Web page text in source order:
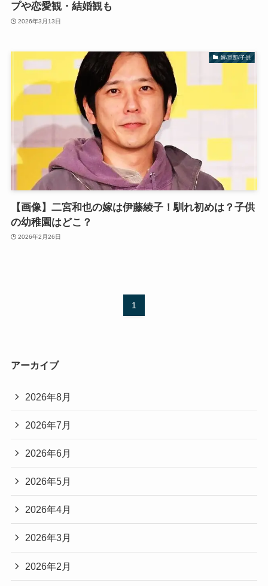
プや恋愛観・結婚観も
2026年3月13日
嫁/旦那/子供
【画像】二宮和也の嫁は伊藤綾子！馴れ初めは？子供
の幼稚園はどこ？
2026年2月26日
1
アーカイブ
2026年8月
2026年7月
2026年6月
2026年5月
2026年4月
2026年3月
2026年2月